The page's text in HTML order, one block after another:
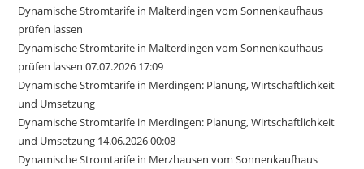
Dynamische Stromtarife in Malterdingen vom Sonnenkaufhaus
prüfen lassen
Dynamische Stromtarife in Malterdingen vom Sonnenkaufhaus
prüfen lassen 07.07.2026 17:09
Dynamische Stromtarife in Merdingen: Planung, Wirtschaftlichkeit
und Umsetzung
Dynamische Stromtarife in Merdingen: Planung, Wirtschaftlichkeit
und Umsetzung 14.06.2026 00:08
Dynamische Stromtarife in Merzhausen vom Sonnenkaufhaus